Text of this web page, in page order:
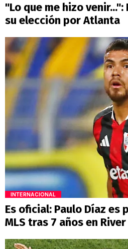
"Lo que me hizo
su elección por Atlanta
INTERNACIONAL
Es oficial: Paulo Díaz es
MLS tras 7 años en River